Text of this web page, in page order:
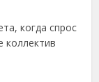
когда спрос
коллектив